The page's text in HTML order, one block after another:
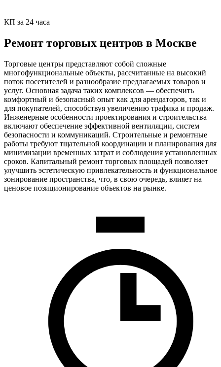
КП за 24 часа
Ремонт торговых центров в Москве
Торговые центры представляют собой сложные
многофункциональные объекты, рассчитанные на высокий
поток посетителей и разнообразие предлагаемых товаров и
услуг. Основная задача таких комплексов — обеспечить
комфортный и безопасный опыт как для арендаторов, так и
для покупателей, способствуя увеличению трафика и продаж.
Инженерные особенности проектирования и строительства
включают обеспечение эффективной вентиляции, систем
безопасности и коммуникаций. Строительные и ремонтные
работы требуют тщательной координации и планирования для
минимизации временных затрат и соблюдения установленных
сроков. Капитальный ремонт торговых площадей позволяет
улучшить эстетическую привлекательность и функциональное
зонирование пространства, что, в свою очередь, влияет на
ценовое позиционирование объектов на рынке.